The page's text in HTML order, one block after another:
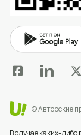
© Авторские
В случае каких-